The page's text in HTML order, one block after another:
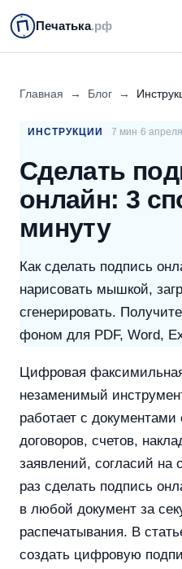
Печатька.рф
Главная → Блог →
ИНСТРУКЦИИ 7 мин·6
Сделать
онлайн: 3
минуту
Как сделать подпись
нарисовать мышкой,
сгенерировать.
фоном для PDF, Word,
Цифровая
незаменимый
работает с
договоров, счетов,
заявлений, согласий на
раз сделать подпись
в любой документ за
распечатывания. В
создать цифровую